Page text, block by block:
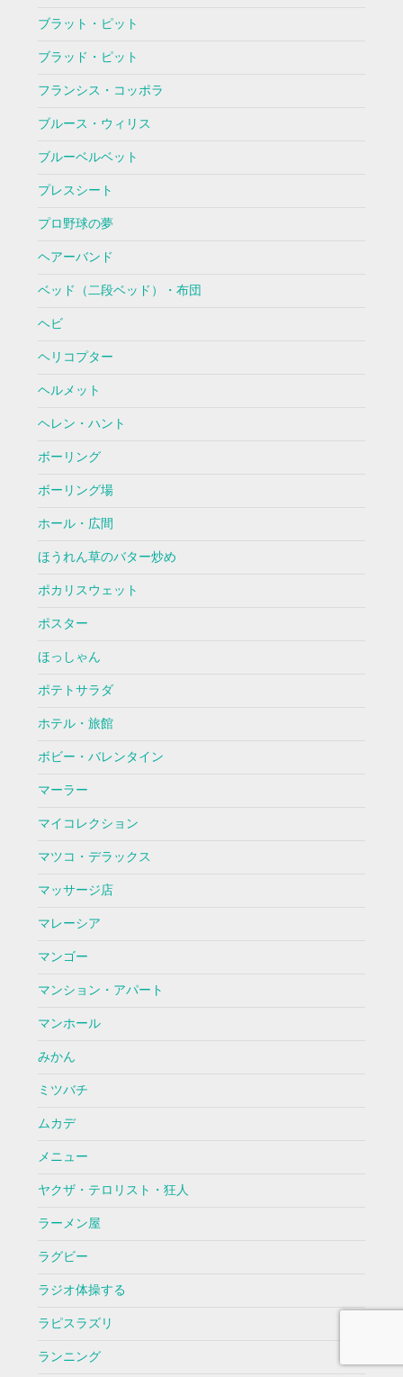
ブラット・ピット
ブラッド・ピット
フランシス・コッポラ
ブルース・ウィリス
ブルーベルベット
プレスシート
プロ野球の夢
ヘアーバンド
ベッド（二段ベッド）・布団
ヘビ
ヘリコプター
ヘルメット
ヘレン・ハント
ボーリング
ボーリング場
ホール・広間
ほうれん草のバター炒め
ポカリスウェット
ポスター
ほっしゃん
ポテトサラダ
ホテル・旅館
ボビー・バレンタイン
マーラー
マイコレクション
マツコ・デラックス
マッサージ店
マレーシア
マンゴー
マンション・アパート
マンホール
みかん
ミツバチ
ムカデ
メニュー
ヤクザ・テロリスト・狂人
ラーメン屋
ラグビー
ラジオ体操する
ラピスラズリ
ランニング